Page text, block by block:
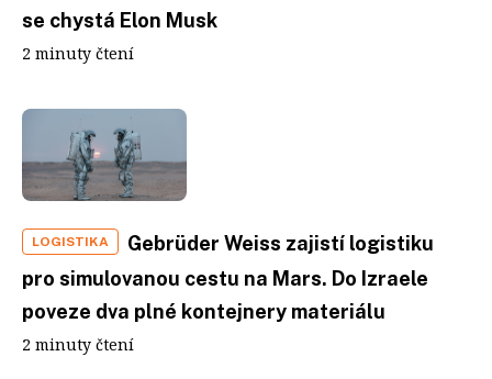
se chystá Elon Musk
2 minuty čtení
LOGISTIKA
Gebrüder Weiss zajistí logistiku
pro simulovanou cestu na Mars. Do Izraele
poveze dva plné kontejnery materiálu
2 minuty čtení